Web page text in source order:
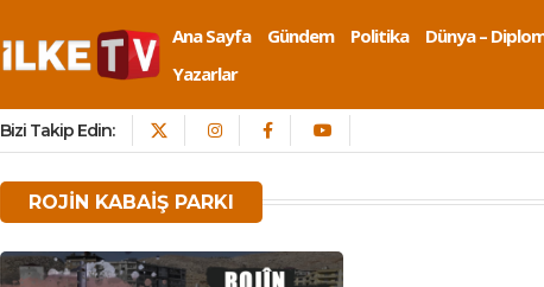
Ana Sayfa Gündem Politika Dünya –
Yazarlar
Bizi Takip Edin:
ROJIN KABAIŞ PARKI